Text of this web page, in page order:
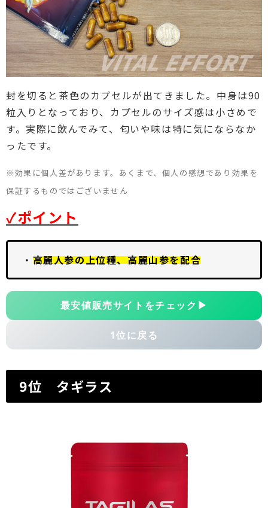
封を切ると茶色のカプセルが出てきました。中身は90
粒入りとなっており、カプセルのサイズ感は小さめで
す。実際に飲んでみて、匂いや味は特に気にならなか
ったです。
※効果に個人差があります。あくまで、個人の感想であり効果を
保証するものではございません
✓ポイント
・ 高麗人参の上位種、高麗山参を配合
最安値販売サイトをチェック ▶
1位に戻る
9位 タギラス